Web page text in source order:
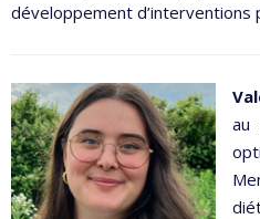
développement d’interventions
au